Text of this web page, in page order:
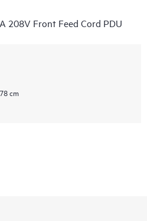
208V Front Feed Cord PDU
cm